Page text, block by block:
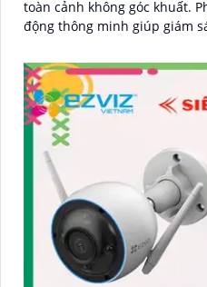
toàn cảnh không góc khuất. Phát hiện và theo dõi chuyển
động thông minh giúp giám